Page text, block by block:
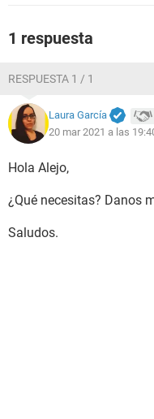
1 respuesta
RESPUESTA 1 / 1
Laura García
20 mar 2021 a las
Hola Alejo,
¿Qué necesitas? Danos
Saludos.